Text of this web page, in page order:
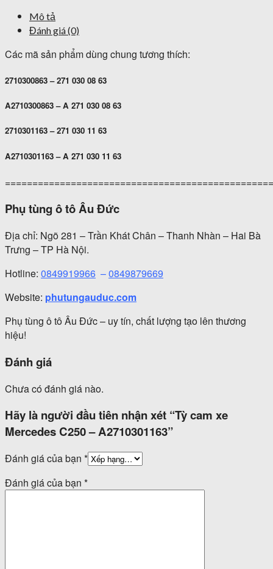
Mô tả
Đánh giá (0)
Các mã sản phẩm dùng chung tương thích:
2710300863 – 271 030 08 63
A2710300863 – A 271 030 08 63
2710301163 – 271 030 11 63
A2710301163 – A 271 030 11 63
Phụ tùng ô tô Âu Đức
Địa chỉ: Ngõ 281 – Trần Khát Chân – Thanh Nhàn – Hai Bà
Trưng – TP Hà Nội.
Hotline: 0849919966 –0849879669
Website: phutungauduc.com
Phụ tùng ô tô Âu Đức – uy tín, chất lượng tạo lên thương
hiệu!
Đánh giá
Chưa có đánh giá nào.
Hãy là người đầu tiên nhận xét “Tỳ cam xe
Mercedes C250 – A2710301163”
Đánh giá của bạn *
Đánh giá của bạn *